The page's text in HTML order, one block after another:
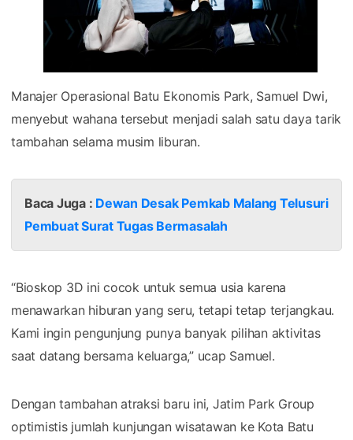
Manajer Operasional Batu Ekonomis Park, Samuel Dwi,
menyebut wahana tersebut menjadi salah satu daya tarik
tambahan selama musim liburan.
Baca Juga : Dewan Desak Pemkab Malang Telusuri
Pembuat Surat Tugas Bermasalah
“Bioskop 3D ini cocok untuk semua usia karena
menawarkan hiburan yang seru, tetapi tetap terjangkau.
Kami ingin pengunjung punya banyak pilihan aktivitas
saat datang bersama keluarga,” ucap Samuel.
Dengan tambahan atraksi baru ini, Jatim Park Group
optimistis jumlah kunjungan wisatawan ke Kota Batu